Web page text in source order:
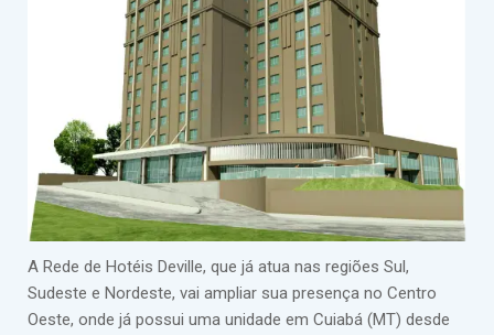
A Rede de Hotéis Deville, que já atua nas regiões Sul,
Sudeste e Nordeste, vai ampliar sua presença no Centro
Oeste, onde já possui uma unidade em Cuiabá (MT) desde